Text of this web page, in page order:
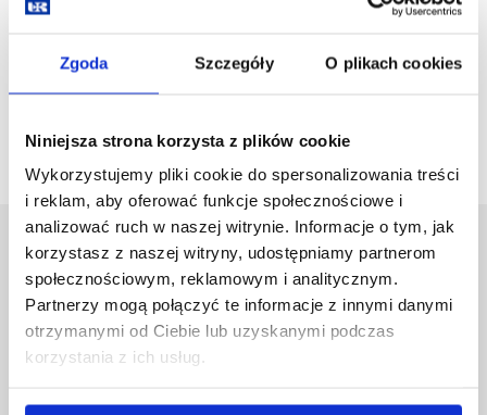
Zgoda Szczegóły O plikach cookies
Niniejsza strona korzysta z plików cookie
Wykorzystujemy pliki cookie do spersonalizowania treści
i reklam, aby oferować funkcje społecznościowe i
analizować ruch w naszej witrynie. Informacje o tym, jak
korzystasz z naszej witryny, udostępniamy partnerom
społecznościowym, reklamowym i analitycznym.
Partnerzy mogą połączyć te informacje z innymi danymi
otrzymanymi od Ciebie lub uzyskanymi podczas
korzystania z ich usług.
OPTOMETRIA
Uniwersytet Rzeszowski
Al. Tadeusza Rejtana 16C
35-959 Rzeszów
Pomiń
nawigację
Polityka prywatności
Biblioteka